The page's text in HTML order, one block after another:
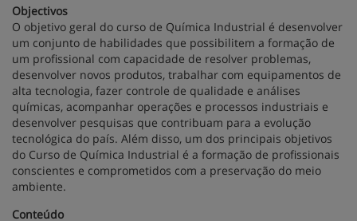
Objectivos
O objetivo geral do curso de Química Industrial é desenvolver
um conjunto de habilidades que possibilitem a formação de
um profissional com capacidade de resolver problemas,
desenvolver novos produtos, trabalhar com equipamentos de
alta tecnologia, fazer controle de qualidade e análises
químicas, acompanhar operações e processos industriais e
desenvolver pesquisas que contribuam para a evolução
tecnológica do país. Além disso, um dos principais objetivos
do Curso de Química Industrial é a formação de profissionais
conscientes e comprometidos com a preservação do meio
ambiente.
Conteúdo